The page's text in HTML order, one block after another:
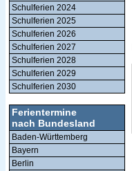
Schulferien 2024
Schulferien 2025
Schulferien 2026
Schulferien 2027
Schulferien 2028
Schulferien 2029
Schulferien 2030
Ferientermine
nach Bundesland
Baden-Württemberg
Bayern
Berlin